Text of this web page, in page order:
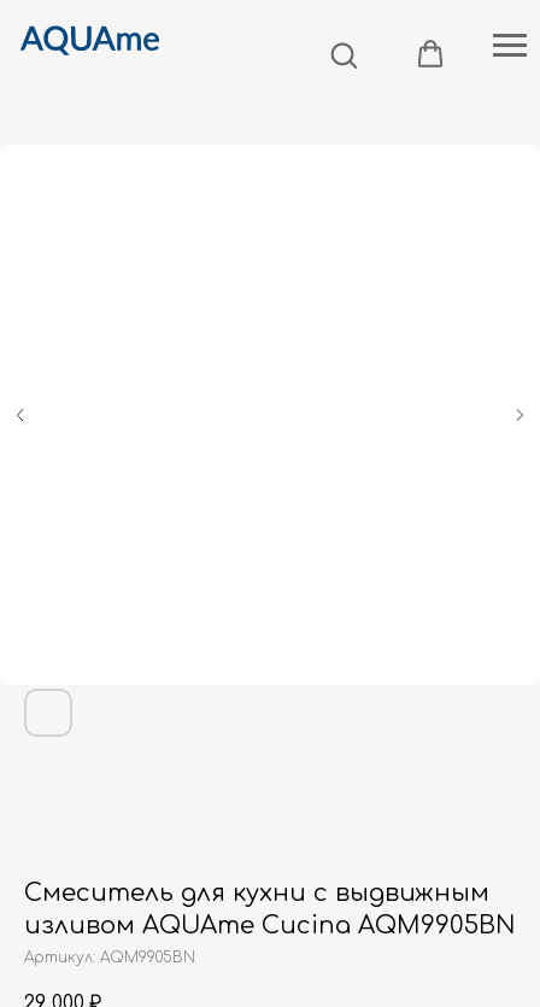
Смеситель для кухни с выдвижным
изливом AQUAme Cucina AQM9905BN
Артикул: AQM9905BN